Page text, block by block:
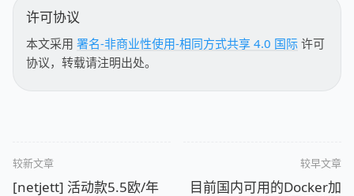
许可协议
本文采用 署名-非商业性使用-相同方式共享 4.0 国际 许可
协议，转载请注明出处。
较新文章
[netjett] 活动款5.5欧/年
较早文章
目前国内可用的Docker加